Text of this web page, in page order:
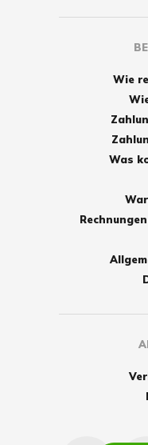
Wie
Was